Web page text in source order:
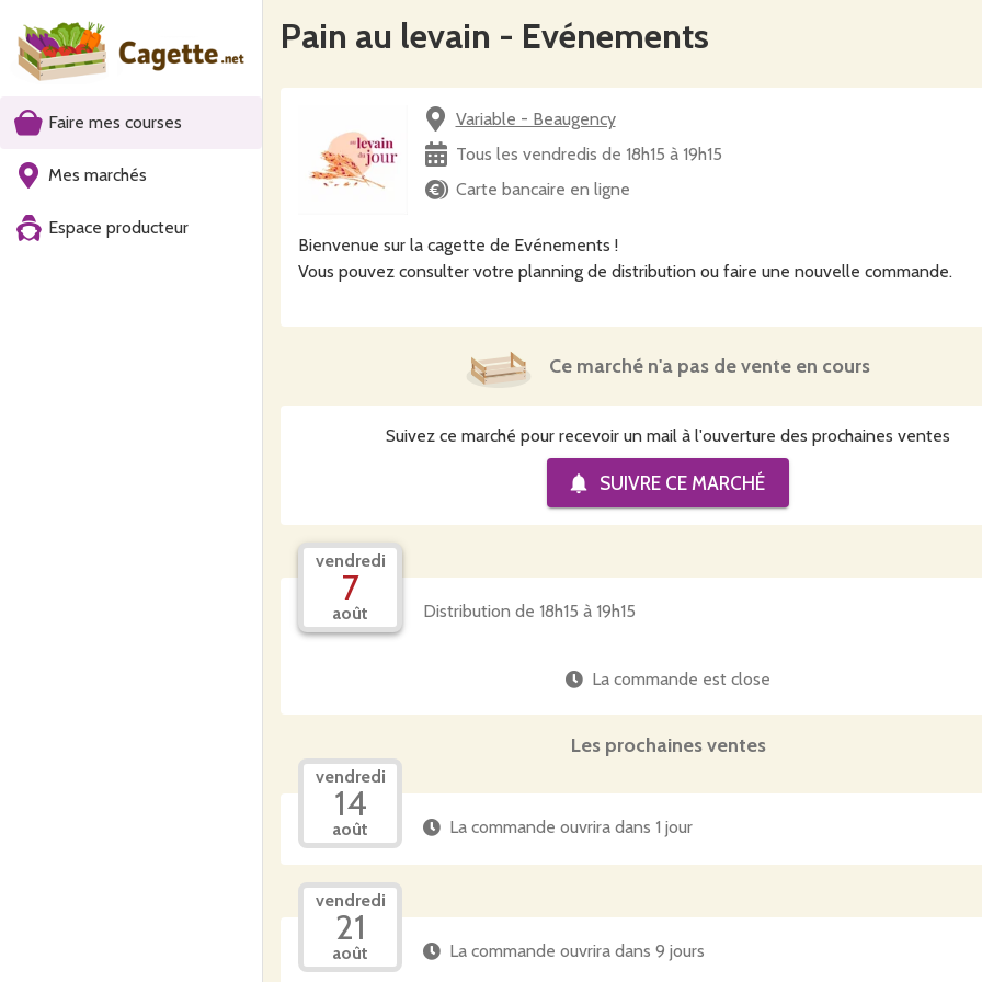
Faire mes courses
Mes marchés
Espace producteur
Pain au levain - Evénements
Variable - Beaugency
Tous les vendredis de 18h15 à 19h15
Carte bancaire en ligne
Bienvenue sur la cagette de Evénements !
Vous pouvez consulter votre planning de distribution ou faire une nouvelle commande.
Suivez ce marché pour recevoir un mail à l'ouverture des prochaines ventes
SUIVRE CE MARCHÉ
Ce marché n'a pas de vente en cours
vendredi
7
août Distribution de 18h15 à 19h15
La commande est close
Les prochaines ventes
vendredi
14
août La commande ouvrira dans 1 jour
vendredi
21
août La commande ouvrira dans 9 jours